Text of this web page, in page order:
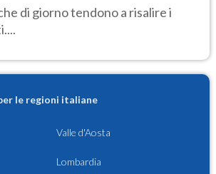
di giorno tendono a risalire i
le regioni italiane
Valle d'Aosta
Lombardia